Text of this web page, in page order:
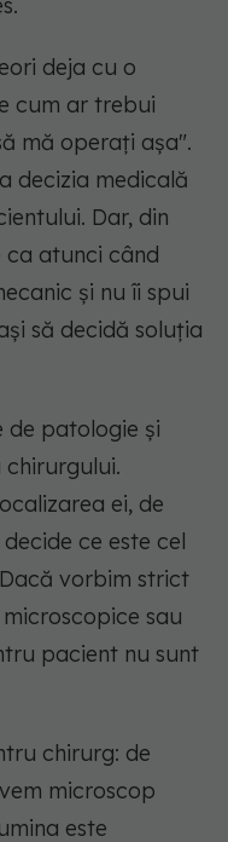
deja cu o
cum ar trebui
mă operați așa".
decizia medicală
Dar, din
ca atunci când
și nu îi spui
să decidă soluția
de patologie și
ei, de
ce este cel
vorbim strict
sau
pacient nu sunt
chirurg: de
microscop
este